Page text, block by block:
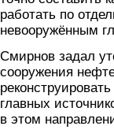
работать по
невооружённым
Смирнов задал
сооружения
главных
в этом